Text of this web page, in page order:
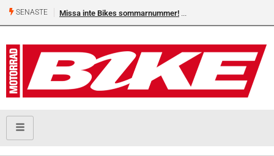
SENASTE Missa inte Bikes sommarnummer!